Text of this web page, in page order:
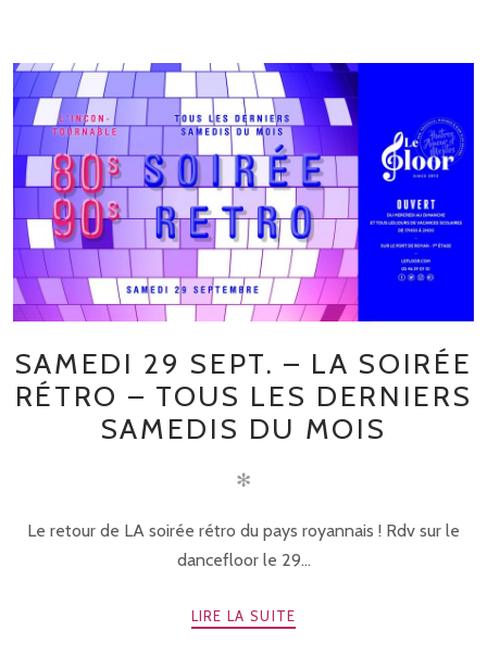
SAMEDI 29 SEPT. – LA SOIRÉE
RÉTRO – TOUS LES DERNIERS
SAMEDIS DU MOIS
✻
Le retour de LA soirée rétro du pays royannais ! Rdv sur le
dancefloor le 29...
LIRE LA SUITE